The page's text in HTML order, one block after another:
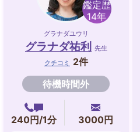
鑑定歴
14年
グラナダユウリ
グラナダ祐利 先生
クチコミ
2件
待機時間外
240円/1分
3000円